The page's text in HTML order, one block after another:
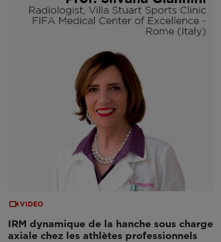
VIDEO
IRM dynamique de la hanche sous charge
axiale chez les athlètes professionnels